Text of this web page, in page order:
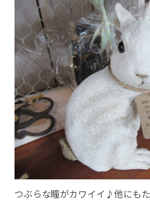
つぶらな瞳がカワイイ♪他にも